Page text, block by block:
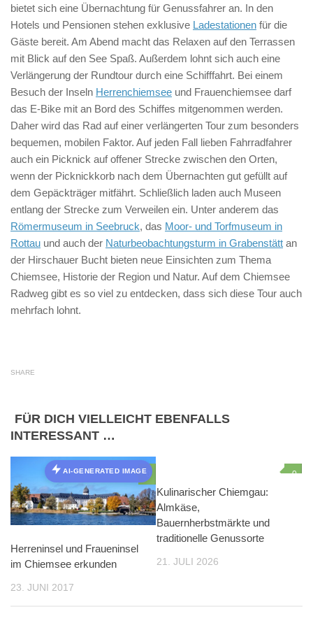
bietet sich eine Übernachtung für Genussfahrer an. In den
Hotels und Pensionen stehen exklusive Ladestationen für die
Gäste bereit. Am Abend macht das Relaxen auf den Terrassen
mit Blick auf den See Spaß. Außerdem lohnt sich auch eine
Verlängerung der Rundtour durch eine Schifffahrt. Bei einem
Besuch der Inseln Herrenchiemsee und Frauenchiemsee darf
das E-Bike mit an Bord des Schiffes mitgenommen werden.
Daher wird das Rad auf einer verlängerten Tour zum besonders
bequemen, mobilen Faktor. Auf jeden Fall lieben Fahrradfahrer
auch ein Picknick auf offener Strecke zwischen den Orten,
wenn der Picknickkorb nach dem Übernachten gut gefüllt auf
dem Gepäckträger mitfährt. Schließlich laden auch Museen
entlang der Strecke zum Verweilen ein. Unter anderem das
Römermuseum in Seebruck, das Moor- und Torfmuseum in
Rottau und auch der Naturbeobachtungsturm in Grabenstätt an
der Hirschauer Bucht bieten neue Einsichten zum Thema
Chiemsee, Historie der Region und Natur. Auf dem Chiemsee
Radweg gibt es so viel zu entdecken, dass sich diese Tour auch
mehrfach lohnt.
SHARE
FÜR DICH VIELLEICHT EBENFALLS
INTERESSANT …
AI-GENERATED IMAGE0
Herreninsel und Fraueninsel
im Chiemsee erkunden
23. JUNI 2017
AI-GENERATED IMAGE
0
Kulinarischer Chiemgau:
Almkäse,
Bauernherbstmärkte und
traditionelle Genussorte
21. JULI 2026